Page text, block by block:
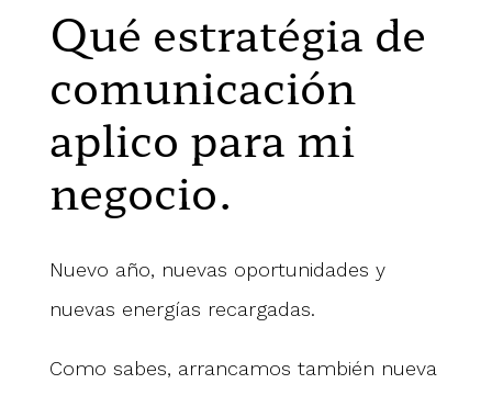
Qué estratégia de
comunicación
aplico para mi
negocio.
Nuevo año, nuevas oportunidades y
nuevas energías recargadas.
Como sabes, arrancamos también nueva